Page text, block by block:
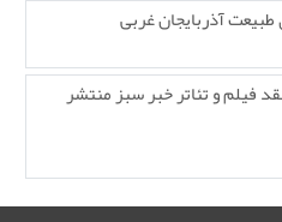
آذربایجان غربی
نقد فیلم و تئاتر خبر سبز منتشر